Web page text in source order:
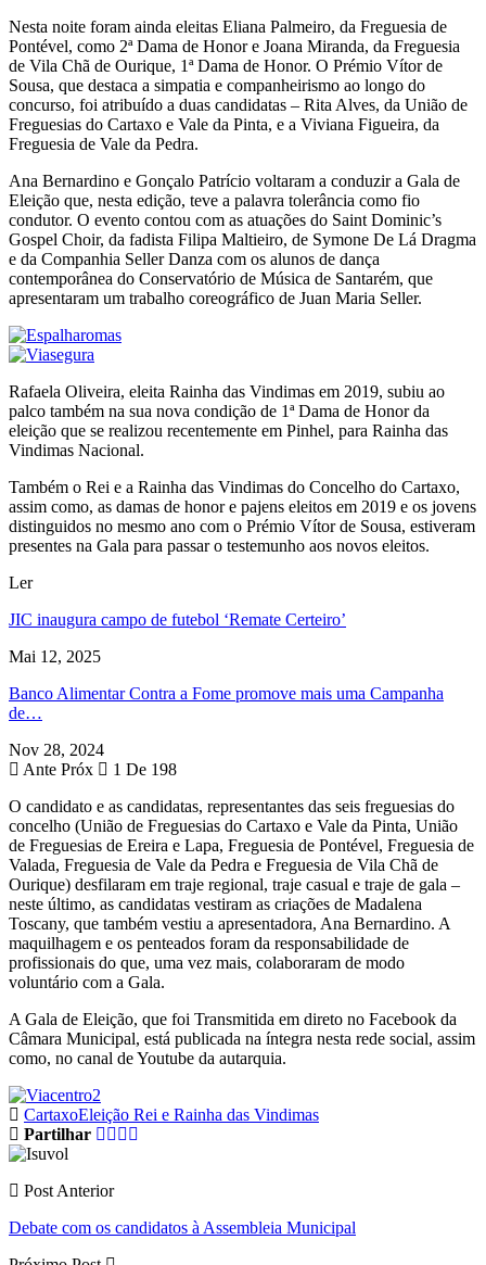
Nesta noite foram ainda eleitas Eliana Palmeiro, da Freguesia de
Pontével, como 2ª Dama de Honor e Joana Miranda, da Freguesia
de Vila Chã de Ourique, 1ª Dama de Honor. O Prémio Vítor de
Sousa, que destaca a simpatia e companheirismo ao longo do
concurso, foi atribuído a duas candidatas – Rita Alves, da União de
Freguesias do Cartaxo e Vale da Pinta, e a Viviana Figueira, da
Freguesia de Vale da Pedra.
Ana Bernardino e Gonçalo Patrício voltaram a conduzir a Gala de
Eleição que, nesta edição, teve a palavra tolerância como fio
condutor. O evento contou com as atuações do Saint Dominic’s
Gospel Choir, da fadista Filipa Maltieiro, de Symone De Lá Dragma
e da Companhia Seller Danza com os alunos de dança
contemporânea do Conservatório de Música de Santarém, que
apresentaram um trabalho coreográfico de Juan Maria Seller.
Rafaela Oliveira, eleita Rainha das Vindimas em 2019, subiu ao
palco também na sua nova condição de 1ª Dama de Honor da
eleição que se realizou recentemente em Pinhel, para Rainha das
Vindimas Nacional.
Também o Rei e a Rainha das Vindimas do Concelho do Cartaxo,
assim como, as damas de honor e pajens eleitos em 2019 e os jovens
distinguidos no mesmo ano com o Prémio Vítor de Sousa, estiveram
presentes na Gala para passar o testemunho aos novos eleitos.
Ler
JIC inaugura campo de futebol ‘Remate Certeiro’
Mai 12, 2025
Banco Alimentar Contra a Fome promove mais uma Campanha
de…
Nov 28, 2024
Ante Próx
1 De 198
O candidato e as candidatas, representantes das seis freguesias do
concelho (União de Freguesias do Cartaxo e Vale da Pinta, União
de Freguesias de Ereira e Lapa, Freguesia de Pontével, Freguesia de
Valada, Freguesia de Vale da Pedra e Freguesia de Vila Chã de
Ourique) desfilaram em traje regional, traje casual e traje de gala –
neste último, as candidatas vestiram as criações de Madalena
Toscany, que também vestiu a apresentadora, Ana Bernardino. A
maquilhagem e os penteados foram da responsabilidade de
profissionais do que, uma vez mais, colaboraram de modo
voluntário com a Gala.
A Gala de Eleição, que foi Transmitida em direto no Facebook da
Câmara Municipal, está publicada na íntegra nesta rede social, assim
como, no canal de Youtube da autarquia.
CartaxoEleição Rei e Rainha das Vindimas
Partilhar
Post Anterior
Debate com os candidatos à Assembleia Municipal